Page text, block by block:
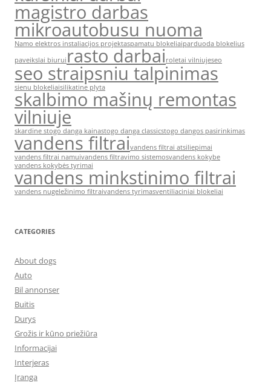
magistro darbas
mikroautobusu nuoma
Namo elektros instaliacijos projektaspamatu blokeliaiparduoda blokelius
paveikslai biuruirasto darbairoletai vilniujeseo
seo straipsniu talpinimas
sienu blokeliaisilikatine plyta
skalbimo mašinų remontas
vilniuje
skardine stogo danga kainastogo danga classicstogo dangos pasirinkimas
vandens filtraivandens filtrai atsiliepimai
vandens filtrai namuivandens filtravimo sistemosvandens kokybe
vandens kokybės tyrimai
vandens minkstinimo filtrai
vandens nugeležinimo filtraivandens tyrimasventiliaciniai blokeliai
CATEGORIES
About dogs
Auto
Bil annonser
Buitis
Durys
Grožis ir kūno priežiūra
Informacijai
Interjeras
Įranga